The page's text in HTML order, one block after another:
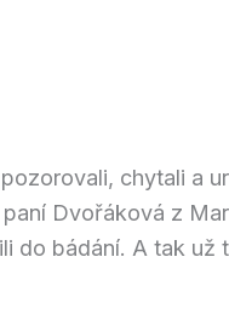
chytali a
Dvořáková z
do bádání. A tak už